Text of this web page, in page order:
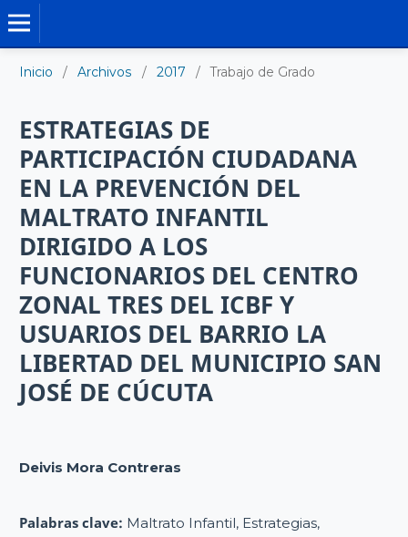
Inicio / Archivos / 2017 / Trabajo de Grado
ESTRATEGIAS DE
PARTICIPACIÓN CIUDADANA
EN LA PREVENCIÓN DEL
MALTRATO INFANTIL
DIRIGIDO A LOS
FUNCIONARIOS DEL CENTRO
ZONAL TRES DEL ICBF Y
USUARIOS DEL BARRIO LA
LIBERTAD DEL MUNICIPIO SAN
JOSÉ DE CÚCUTA
Deivis Mora Contreras
Palabras clave: Maltrato Infantil, Estrategias,